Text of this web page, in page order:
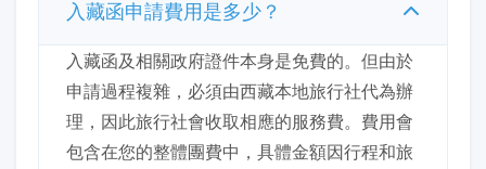
入藏函申請費用是多少？
入藏函及相關政府證件本身是免費的。但由於
申請過程複雜，必須由西藏本地旅行社代為辦
理，因此旅行社會收取相應的服務費。費用會
包含在您的整體團費中，具體金額因行程和旅